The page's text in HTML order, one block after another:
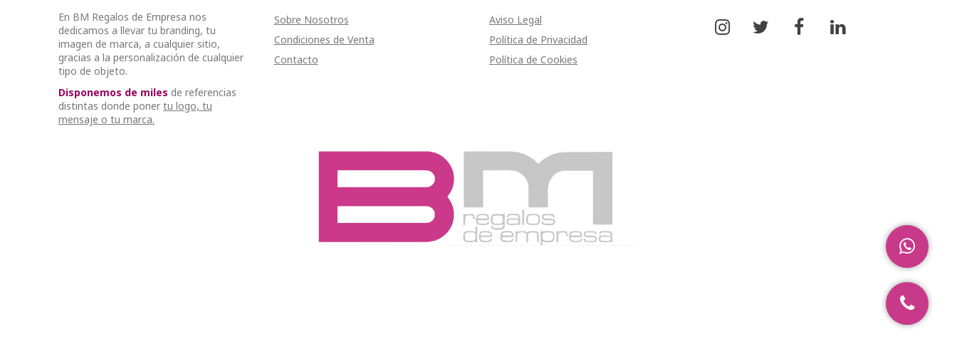
En BM Regalos de Empresa nos
dedicamos a llevar tu branding, tu
imagen de marca, a cualquier sitio,
gracias a la personalización de cualquier
tipo de objeto.
Disponemos de miles de referencias
distintas donde poner tu logo, tu
mensaje o tu marca.
Sobre Nosotros
Condiciones de Venta
Contacto
Aviso Legal
Política de Privacidad
Política de Cookies